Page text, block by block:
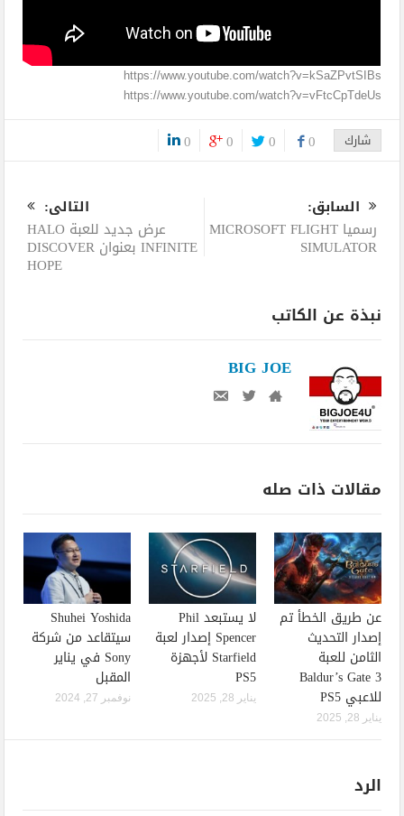
https://www.youtube.com/watch?v=kSaZPvtSIBs
https://www.youtube.com/watch?v=vFtcCpTdeUs
شارك 0
0
0
0
السابق:
رسميا MICROSOFT FLIGHT
SIMULATOR
التالى:
عرض جديد للعبة HALO
INFINITE بعنوان DISCOVER
HOPE
نبذة عن الكاتب
BIG JOE
مقالات ذات صله
عن طريق الخطأ تم
إصدار التحديث
الثامن للعبة
Baldur’s Gate 3
للاعبي PS5
يناير 28, 2025
لا يستبعد Phil
Spencer إصدار لعبة
Starfield لأجهزة
PS5
يناير 28, 2025
Shuhei Yoshida
سيتقاعد من شركة
Sony في يناير
المقبل
نوفمبر 27, 2024
الرد